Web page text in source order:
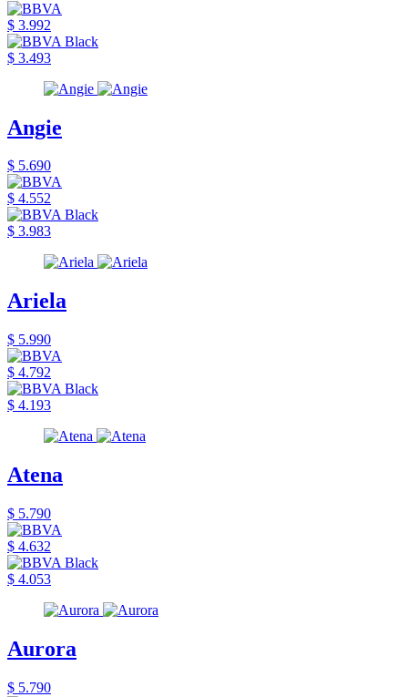
$ 3.992
$ 3.493
Angie
$ 5.690
$ 4.552
$ 3.983
Ariela
$ 5.990
$ 4.792
$ 4.193
Atena
$ 5.790
$ 4.632
$ 4.053
Aurora
$ 5.790